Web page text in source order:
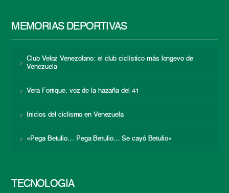
MEMORIAS DEPORTIVAS
Club Veloz Venezolano: el club ciclístico más longevo de
Venezuela
Vera Fortique: voz de la hazaña del 41
Inicios del ciclismo en Venezuela
«Pega Betulio… Pega Betulio… Se cayó Betulio»
TECNOLOGÍA